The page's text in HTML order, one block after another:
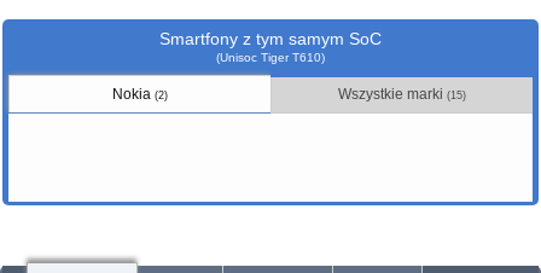
Smartfony z tym samym SoC
(Unisoc Tiger T610)
Nokia (2) Wszystkie marki (15)